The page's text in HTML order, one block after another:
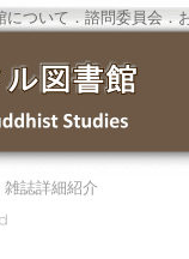
について．諮問委員会．
雑誌詳細紹介